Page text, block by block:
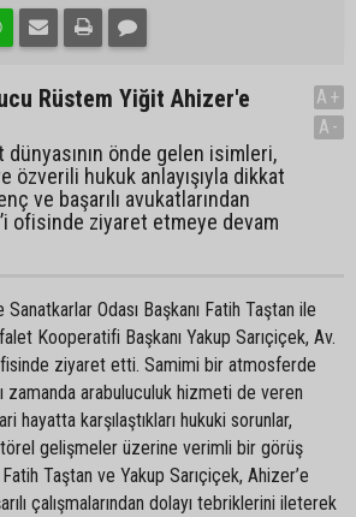
Rüstem Yiğit Ahizer'e
dünyasının önde gelen isimleri,
özverili hukuk anlayışıyla dikkat
ve başarılı avukatlarından
ofisinde ziyaret etmeye devam
A+
A-
Odası Başkanı Fatih Taştan ile
Kooperatifi Başkanı Yakup Sarıçiçek, Av.
ziyaret etti. Samimi bir atmosferde
zamanda arabuluculuk hizmeti de veren
hayatta karşılaştıkları hukuki sorunlar,
gelişmeler üzerine verimli bir görüş
Taştan ve Yakup Sarıçiçek, Ahizer’e
çalışmalarından dolayı tebriklerini ileterek